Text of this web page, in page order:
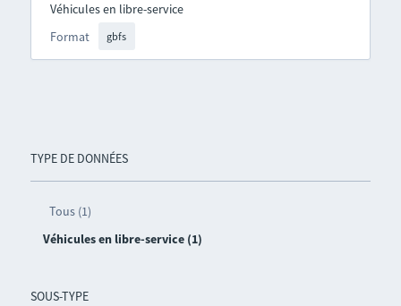
TYPE DE DONNÉES
Tous (1)
Véhicules en libre-service (1)
SOUS-TYPE
Format gbfs
Véhicules en libre-service